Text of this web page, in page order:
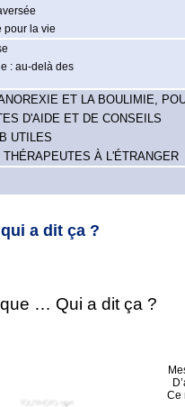
pour la vie
: au-delà des
ET LA BOULIMIE,
D'AIDE ET DE CONSEILS
UTILES
À L'ÉTRANGER
a dit ça ?
… Qui a dit ça ?
Ce